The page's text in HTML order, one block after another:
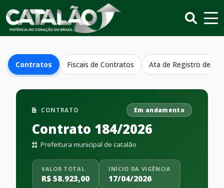
Contratos Fiscais de Contratos Ata de Registro de
CONTRATO Em andamento
Contrato 184/2026
Prefeitura municipal de catalão
VALOR TOTAL
R$ 58.923,00
INÍCIO DA VIGÊNCIA
17/04/2026